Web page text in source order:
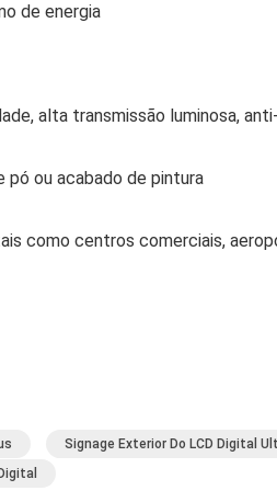
de energia
alta transmissão luminosa,
ou acabado de pintura
como centros comerciais,
Signage Exterior Do LCD Digital